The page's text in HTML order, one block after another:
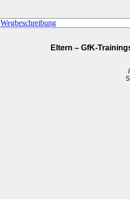
Wegbeschreibung
Eltern – GfK-